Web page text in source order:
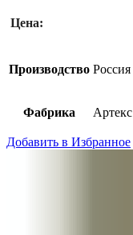
Цена:
Производство Россия
Фабрика Артекс
Добавить в Избранное